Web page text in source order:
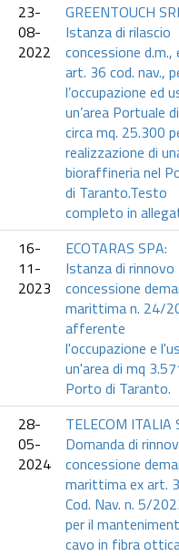
23-
08-
2022
GREENTOUCH
Istanza di rilascio
concessione d.m.,
art. 36 cod. nav.,
l’occupazione ed
un’area Portuale di
circa mq. 25.300
realizzazione di
bioraffineria nel
di Taranto.Testo
completo in
16-
11-
2023
ECOTARAS SPA:
Istanza di rinnovo
concessione
marittima n. 24/
afferente
l'occupazione e
un'area di mq
Porto di Taranto.
28-
05-
2024
TELECOM ITALIA
Domanda di
concessione
marittima ex art.
Cod. Nav. n. 5/
per il
cavo in fibra